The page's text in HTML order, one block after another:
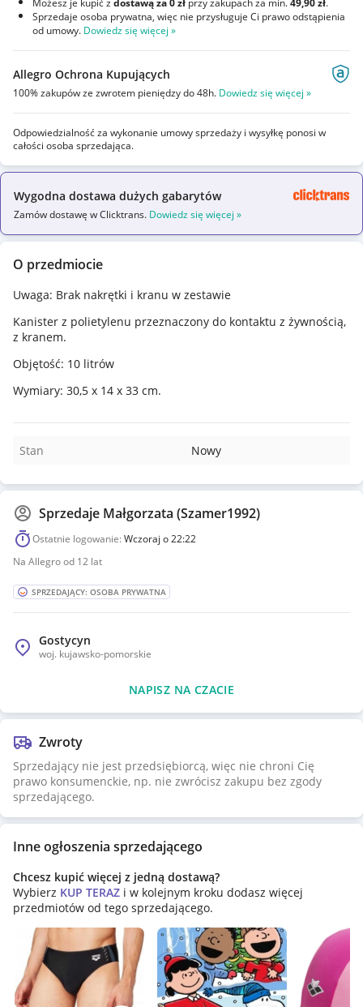
Możesz je kupić zdostawą za 0 zł przy zakupach za min.49,90 zł.
Sprzedaje osoba prywatna, więc nie przysługuje Ci prawo odstąpienia
od umowy. Dowiedz się więcej »
Allegro Ochrona Kupujących
100% zakupów ze zwrotem pieniędzy do 48h. Dowiedz się więcej »
Odpowiedzialność za wykonanie umowy sprzedaży i wysyłkę ponosi w
całości osoba sprzedająca.
Wygodna dostawa dużych gabarytów
Zamów dostawę w Clicktrans. Dowiedz się więcej »
O przedmiocie
Uwaga: Brak nakrętki i kranu w zestawie
Kanister z polietylenu przeznaczony do kontaktu z żywnością,
z kranem.
Objętość: 10 litrów
Wymiary: 30,5 x 14 x 33 cm.
Stan Nowy
Sprzedaje Małgorzata (Szamer1992)
Ostatnie logowanie:Wczoraj o 22:22
Na Allegro od 12 lat
SPRZEDAJĄCY: OSOBA PRYWATNA
Gostycyn
woj. kujawsko-pomorskie
NAPISZ NA CZACIE
Zwroty
Sprzedający nie jest przedsiębiorcą, więc nie chroni Cię
prawo konsumenckie, np. nie zwrócisz zakupu bez zgody
sprzedającego.
Inne ogłoszenia sprzedającego
Chcesz kupić więcej z jedną dostawą?
Wybierz KUP TERAZ i w kolejnym kroku dodasz więcej
przedmiotów od tego sprzedającego.